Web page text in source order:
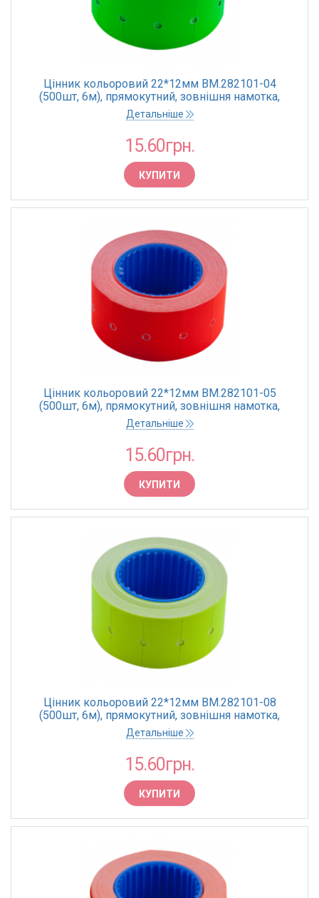
Цінник кольоровий 22*12мм BM.282101-04
(500шт, 6м), прямокутний, зовнішня намотка,
зелений (10)
Детальніше
15.60грн.
КУПИТИ
Цінник кольоровий 22*12мм BM.282101-05
(500шт, 6м), прямокутний, зовнішня намотка,
червоний (10)
Детальніше
15.60грн.
КУПИТИ
Цінник кольоровий 22*12мм BM.282101-08
(500шт, 6м), прямокутний, зовнішня намотка,
жовтий (10)
Детальніше
15.60грн.
КУПИТИ